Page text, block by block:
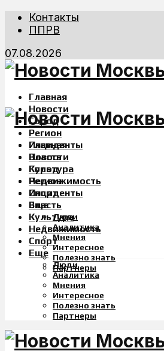
Контакты
ППРВ
07.08.2026
Главная
Новости
Город
Регион
Инциденты
Власть
Культура
Недвижимость
Спорт
Еще
Люди
Аналитика
Мнения
Интересное
Полезно знать
Партнеры
Главная
Новости
Город
Регион
Инциденты
Власть
Культура
Недвижимость
Спорт
Еще
Люди
Аналитика
Мнения
Интересное
Полезно знать
Партнеры